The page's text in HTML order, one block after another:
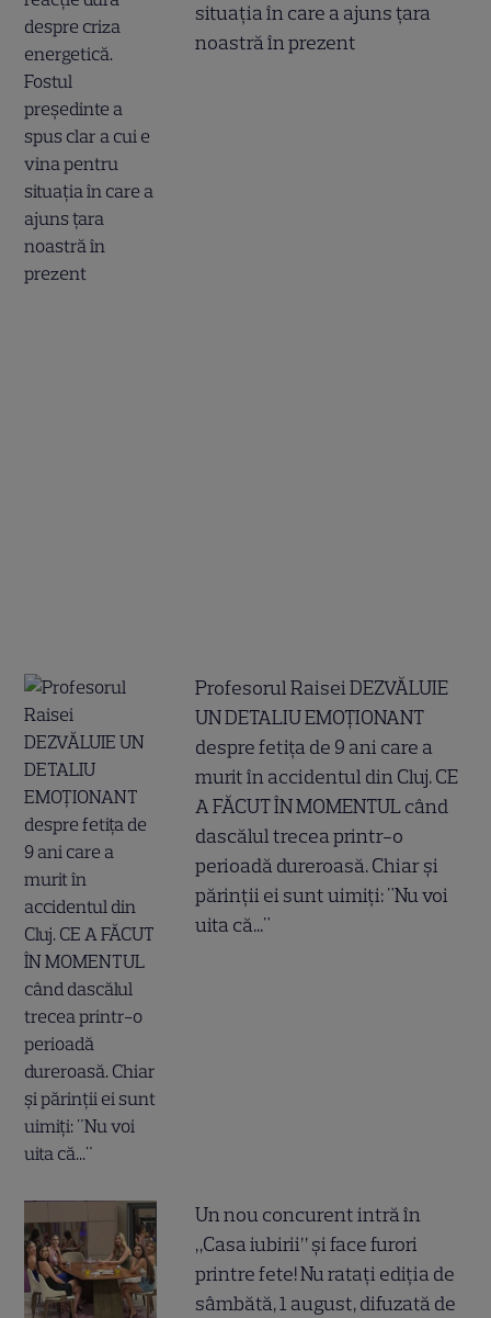
situația în care a ajuns țara
noastră în prezent
Profesorul Raisei DEZVĂLUIE
UN DETALIU EMOȚIONANT
despre fetița de 9 ani care a
murit în accidentul din Cluj. CE
A FĂCUT ÎN MOMENTUL când
dascălul trecea printr-o
perioadă dureroasă. Chiar și
părinții ei sunt uimiți: "Nu voi
uita că..."
Un nou concurent intră în
„Casa iubirii” și face furori
printre fete! Nu ratați ediția de
sâmbătă, 1 august, difuzată de